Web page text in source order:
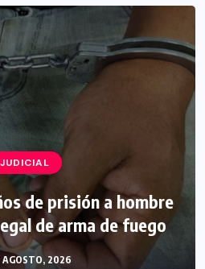
JUDICIAL
de prisión a hombre
de arma de fuego
AGOSTO, 2026